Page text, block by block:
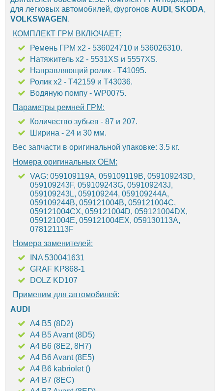
для легковых автомобилей, фургонов AUDI , SKODA,
VOLKSWAGEN .
КОМПЛЕКТ ГРМ ВКЛЮЧАЕТ:
Ремень ГРМ х2 - 536024710 и 536026310.
Натяжитель х2 - 5531XS и 5557XS.
Направляющий ролик - T41095.
Ролик х2 - T42159 и T43036.
Водяную помпу - WP0075.
Параметры ремней ГРМ:
Количество зубьев - 87 и 207.
Ширина - 24 и 30 мм.
Вес запчасти в оригинальной упаковке: 3.5 кг.
Номера оригинальных OEM:
VAG: 059109119A, 059109119B, 059109243D,
059109243F, 059109243G, 059109243J,
059109243L, 059109244, 059109244A,
059109244B, 059121004B, 059121004C,
059121004CX, 059121004D, 059121004DX,
059121004E, 059121004EX, 059130113A,
078121113F
Номера заменителей:
INA 530041631
GRAF KP868-1
DOLZ KD107
Применим для автомобилей:
AUDI
A4 B5 (8D2)
A4 B5 Avant (8D5)
A4 B6 (8E2, 8H7)
A4 B6 Avant (8E5)
A4 B6 kabriolet ()
A4 B7 (8EC)